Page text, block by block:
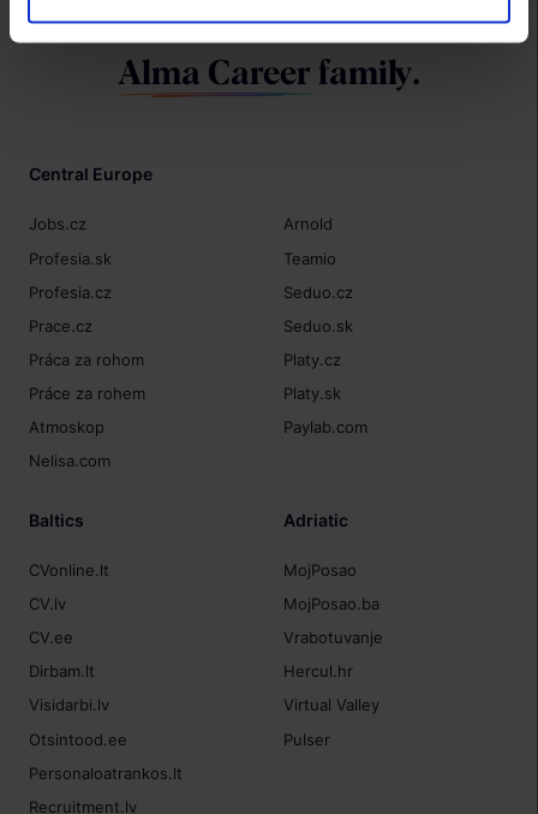
We are a member of
Alma Career family.
Central Europe
Jobs.cz
Profesia.sk
Profesia.cz
Prace.cz
Práca za rohom
Práce za rohem
Atmoskop
Nelisa.com
Arnold
Teamio
Seduo.cz
Seduo.sk
Platy.cz
Platy.sk
Paylab.com
Baltics
CVonline.lt
CV.lv
CV.ee
Dirbam.lt
Visidarbi.lv
Otsintood.ee
Personaloatrankos.lt
Recruitment.lv
Adriatic
MojPosao
MojPosao.ba
Vrabotuvanje
Hercul.hr
Virtual Valley
Pulser